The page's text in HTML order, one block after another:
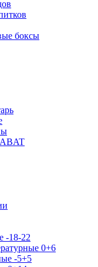
боксы
ABAT
-18-22
0+6
-5+5